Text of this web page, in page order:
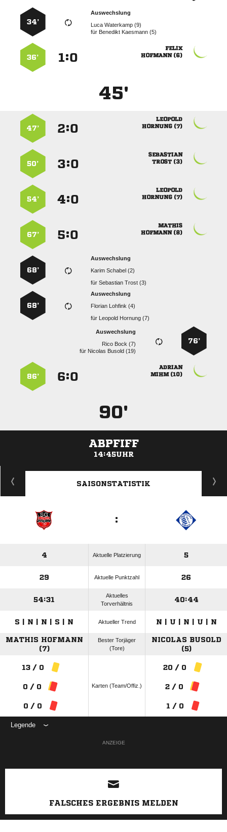
Auswechslung
  
für   
34’

 
:
36’
45'

 
:
47’

 
:
50’

 
:
54’

 
:
67’
Auswechslung
  
für  
68’
Auswechslung
  
für   
68’
76’
Auswechslung
  
für   

 
:
86’
90'
ABPFIFF
14:45UHR
ANZEIGE
SAISONSTATISTIK
:
4 Aktuelle Platzierung 5
29 Aktuelle Punktzahl 26
54:31
Aktuelles
Torverhältnis
40:44
S | N | N | S | N Aktueller Trend N | U | N | U | N
MATHIS HOFMANN
(7)
Bester Torjäger
(Tore)
NICOLAS BUSOLD
(5)
13 / 0
0 / 0
0 / 0
Karten (Team/Offiz.)
20 / 0
2 / 0
1 / 0
Legende
ANZEIGE
FALSCHES ERGEBNIS MELDEN